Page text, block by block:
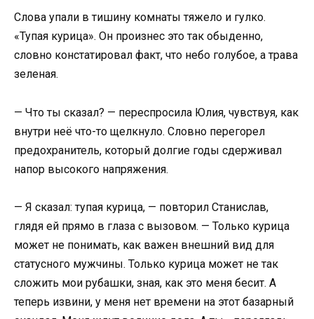
Слова упали в тишину комнаты тяжело и гулко.
«Тупая курица». Он произнес это так обыденно,
словно констатировал факт, что небо голубое, а трава
зеленая.
— Что ты сказал? — переспросила Юлия, чувствуя, как
внутри неё что-то щелкнуло. Словно перегорел
предохранитель, который долгие годы сдерживал
напор высокого напряжения.
— Я сказал: тупая курица, — повторил Станислав,
глядя ей прямо в глаза с вызовом. — Только курица
может не понимать, как важен внешний вид для
статусного мужчины. Только курица может не так
сложить мои рубашки, зная, как это меня бесит. А
теперь извини, у меня нет времени на этот базарный